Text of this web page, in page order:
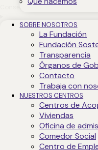
SOBRE NOSOTROS
La Fundación
Fundación
Transparencia
Órganos de
Contacto
Trabaja con
NUESTROS CENTROS
Centros de
Viviendas
Oficina de
Comedor Social
Centro de
Consent to service google-
Google reCAPTCHA
Funcional, Marketing/
Consent to service google-
Propósito pendiente de
Consent to service varios
7. Consentimiento
Cuando visites nuestra web